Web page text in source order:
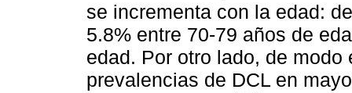
se incrementa con la edad:
5.8% entre 70-79 años de
edad. Por otro lado, de
prevalencias de DCL en